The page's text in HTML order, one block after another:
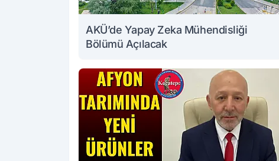
AKÜ’de Yapay Zeka Mühendisliği
Bölümü Açılacak